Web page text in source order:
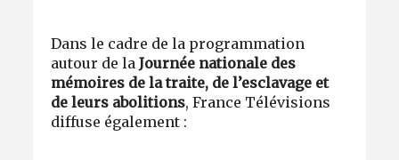
Dans le cadre de la programmation
autour de laJournée nationale des
mémoires de la traite, de l’esclavage et
de leurs abolitions, France Télévisions
diffuse également :